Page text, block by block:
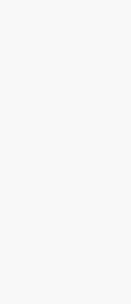
dân gian. Nguồn tham chiếu: